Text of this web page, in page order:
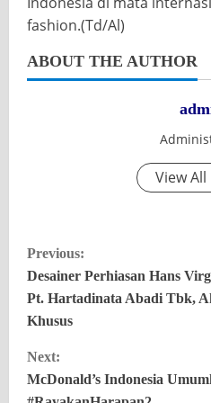
fashion.(Td/Al)
ABOUT THE AUTHOR
View All
C
o
n
t
i
Previous:
Desainer Perhiasan Hans
Pt. Hartadinata Abadi Tbk,
Khusus
Next:
McDonald’s Indonesia